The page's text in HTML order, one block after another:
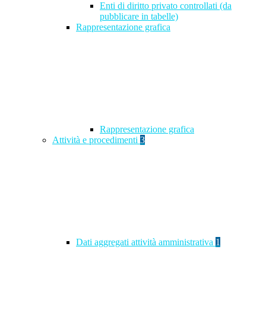
Enti di diritto privato controllati (da
pubblicare in tabelle)
Rappresentazione grafica
Rappresentazione grafica
Attività e procedimenti 3
Dati aggregati attività amministrativa 1